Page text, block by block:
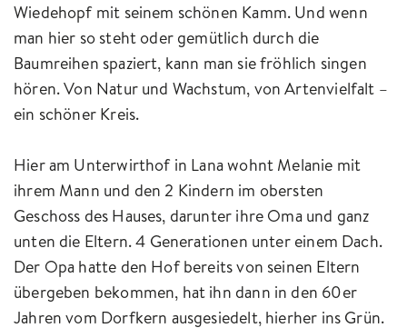
Wiedehopf mit seinem schönen Kamm. Und wenn
man hier so steht oder gemütlich durch die
Baumreihen spaziert, kann man sie fröhlich singen
hören. Von Natur und Wachstum, von Artenvielfalt –
ein schöner Kreis.
Hier am Unterwirthof in Lana wohnt Melanie mit
ihrem Mann und den 2 Kindern im obersten
Geschoss des Hauses, darunter ihre Oma und ganz
unten die Eltern. 4 Generationen unter einem Dach.
Der Opa hatte den Hof bereits von seinen Eltern
übergeben bekommen, hat ihn dann in den 60er
Jahren vom Dorfkern ausgesiedelt, hierher ins Grün.